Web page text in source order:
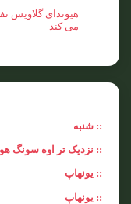
می کند
:: شنبه
:: نزدیک تر اوه سونگ
:: یونهاپ
:: یونهاپ